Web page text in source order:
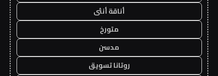
أناقة أنثى
متورخ
مدسن
روتانا تسويق